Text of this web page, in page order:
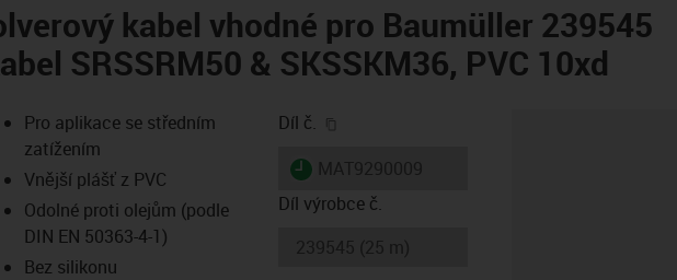
kabel vhodné pro Baumüller 239545
SRSSRM50 & SKSSKM36, PVC 10xd
icon-lupe
icon-lupe
Pro aplikace se středním
zatížením
Vnější plášť z PVC
Odolné proti olejům (podle
DIN EN 50363-4-1)
Bez silikonu
Díl č.
igus-icon-lieferzeit
Díl výrobce č.